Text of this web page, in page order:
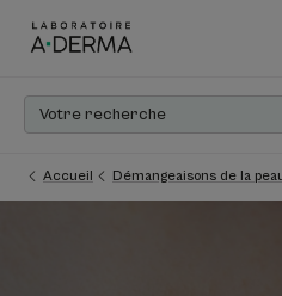
Accueil Démangeaisons de la